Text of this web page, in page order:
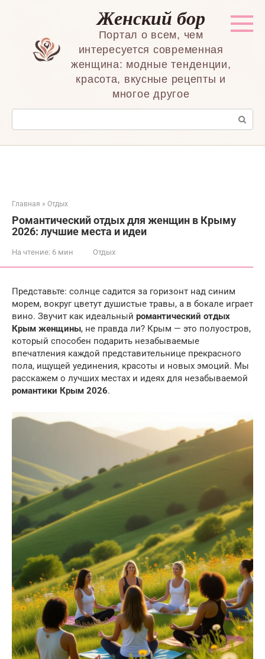
Женский бор
Портал о всем, чем
интересуется современная
женщина: модные тенденции,
красота, вкусные рецепты и
многое другое
Поиск:
Главная » Отдых
Романтический отдых для женщин в Крыму
2026: лучшие места и идеи
На чтение: 6 мин Отдых
Представьте: солнце садится за горизонт над синим
морем, вокруг цветут душистые травы, а в бокале играет
вино. Звучит как идеальный романтический отдых
Крым женщины, не правда ли? Крым — это полуостров,
который способен подарить незабываемые
впечатления каждой представительнице прекрасного
пола, ищущей уединения, красоты и новых эмоций. Мы
расскажем о лучших местах и идеях для незабываемой
романтики Крым 2026.